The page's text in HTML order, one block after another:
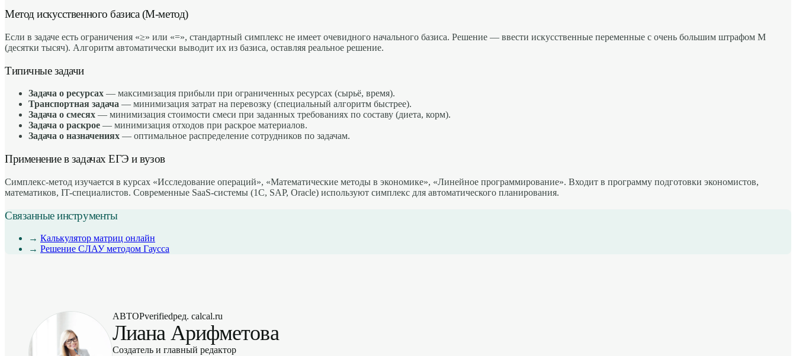
Метод искусственного базиса (M-метод)
Если в задаче есть ограничения «≥» или «=», стандартный симплекс не имеет очевидного начального базиса. Решение — ввести искусственные переменные с очень большим штрафом M
(десятки тысяч). Алгоритм автоматически выводит их из базиса, оставляя реальное решение.
Типичные задачи
Задача о ресурсах — максимизация прибыли при ограниченных ресурсах (сырьё, время).
Транспортная задача — минимизация затрат на перевозку (специальный алгоритм быстрее).
Задача о смесях — минимизация стоимости смеси при заданных требованиях по составу (диета, корм).
Задача о раскрое — минимизация отходов при раскрое материалов.
Задача о назначениях — оптимальное распределение сотрудников по задачам.
Применение в задачах ЕГЭ и вузов
Симплекс-метод изучается в курсах «Исследование операций», «Математические методы в экономике», «Линейное программирование». Входит в программу подготовки экономистов,
математиков, IT-специалистов. Современные SaaS-системы (1С, SAP, Oracle) используют симплекс для автоматического планирования.
Связанные инструменты
→ Калькулятор матриц онлайн
→ Решение СЛАУ методом Гаусса
АВТОРverifiedред. calcal.ru
Лиана Арифметова
Создатель и главный редактор